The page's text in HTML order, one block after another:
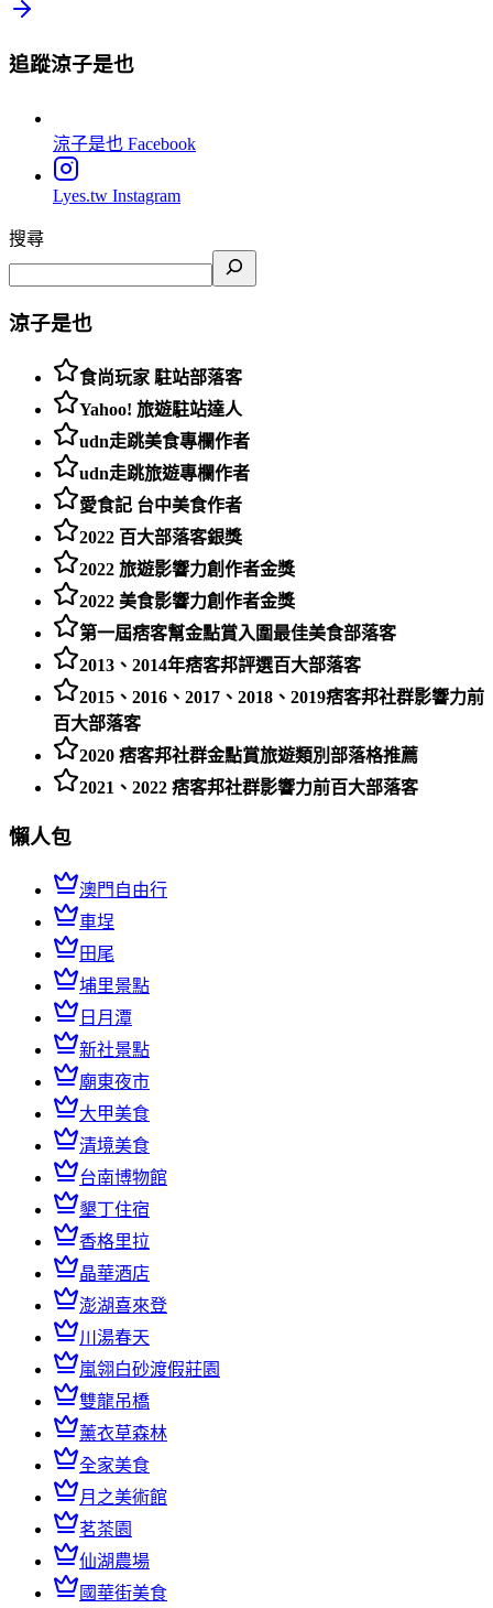
追蹤涼子是也
涼子是也 Facebook
Lyes.tw Instagram
搜尋
涼子是也
食尚玩家 駐站部落客
Yahoo! 旅遊駐站達人
udn走跳美食專欄作者
udn走跳旅遊專欄作者
愛食記 台中美食作者
2022 百大部落客銀獎
2022 旅遊影響力創作者金獎
2022 美食影響力創作者金獎
第一屆痞客幫金點賞入圍最佳美食部落客
2013、2014年痞客邦評選百大部落客
2015、2016、2017、2018、2019痞客邦社群影響力前
百大部落客
2020 痞客邦社群金點賞旅遊類別部落格推薦
2021、2022 痞客邦社群影響力前百大部落客
懶人包
澳門自由行
車埕
田尾
埔里景點
日月潭
新社景點
廟東夜市
大甲美食
清境美食
台南博物館
墾丁住宿
香格里拉
晶華酒店
澎湖喜來登
川湯春天
嵐翎白砂渡假莊園
雙龍吊橋
薰衣草森林
全家美食
月之美術館
茗茶園
仙湖農場
國華街美食